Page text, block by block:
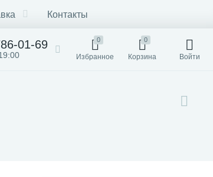
Контакты
01-69 0
Избранное
0
Корзина Войти